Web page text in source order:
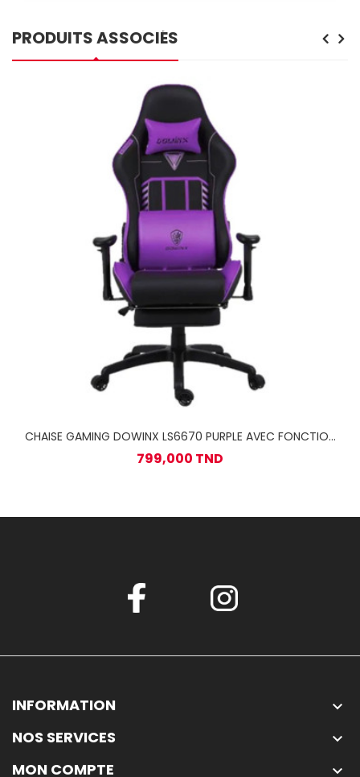
PRODUITS ASSOCIÉS
CHAISE GAMING DOWINX LS6670 PURPLE AVEC FONCTION
MASSAGE ET REPOSE PIED
799,000 TND
INFORMATION 
NOS SERVICES 
MON COMPTE 